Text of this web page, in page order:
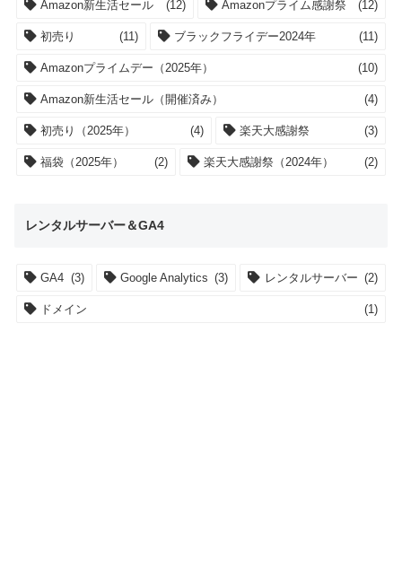
Amazon新生活セール (12) Amazonプライム感謝祭 (12)
初売り (11) ブラックフライデー2024年 (11)
Amazonプライムデー（2025年） (10)
Amazon新生活セール（開催済み） (4)
初売り（2025年） (4) 楽天大感謝祭 (3)
福袋（2025年） (2) 楽天大感謝祭（2024年） (2)
レンタルサーバー＆GA4
GA4 (3) Google Analytics (3) レンタルサーバー (2)
ドメイン (1)